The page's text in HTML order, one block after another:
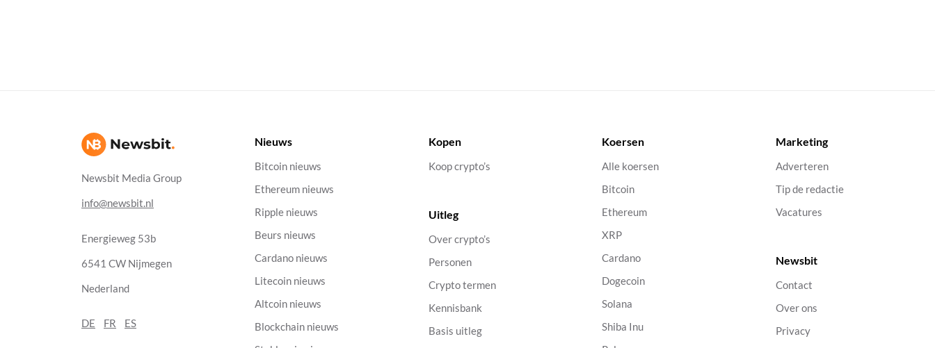
Newsbit Media Group
info@newsbit.nl
Energieweg 53b
6541 CW Nijmegen
Nederland
DE FR ES
Nieuws
Bitcoin nieuws
Ethereum nieuws
Ripple nieuws
Beurs nieuws
Cardano nieuws
Litecoin nieuws
Altcoin nieuws
Blockchain nieuws
Kopen
Koop crypto’s
Uitleg
Over crypto’s
Personen
Crypto termen
Kennisbank
Basis uitleg
Koersen
Alle koersen
Bitcoin
Ethereum
XRP
Cardano
Dogecoin
Solana
Shiba Inu
Marketing
Adverteren
Tip de redactie
Vacatures
Newsbit
Contact
Over ons
Privacy